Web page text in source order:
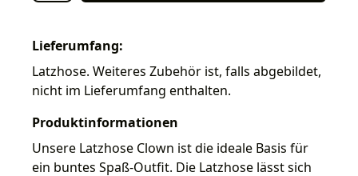
Lieferumfang:
Latzhose. Weiteres Zubehör ist, falls abgebildet,
nicht im Lieferumfang enthalten.
Produktinformationen
Unsere Latzhose Clown ist die ideale Basis für
ein buntes Spaß-Outfit. Die Latzhose lässt sich